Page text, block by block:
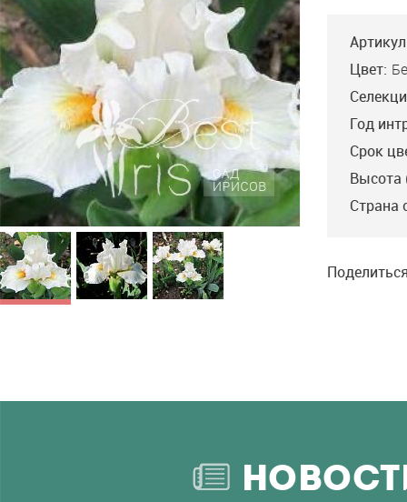
Цвет:
Год
Срок
Высота
Страна